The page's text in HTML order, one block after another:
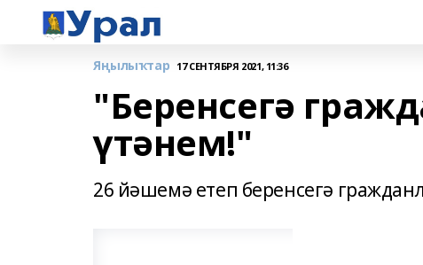
Яңылыҡтар 17 СЕНТЯБРЯ 2021, 11:36
"Беренсегә
үтәнем!"
26 йәшемә етеп беренсегә